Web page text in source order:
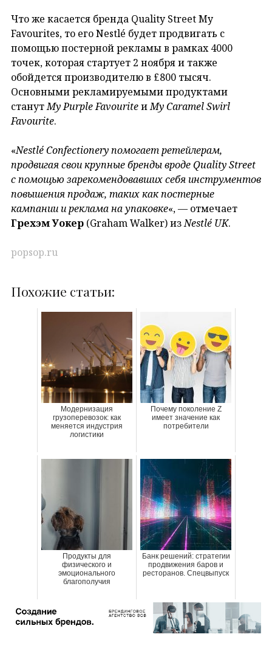
Что же касается бренда Quality Street My
Favourites, то его Nestlé будет продвигать с
помощью постерной рекламы в рамках 4000
точек, которая стартует 2 ноября и также
обойдется производителю в £800 тысяч.
Основными рекламируемыми продуктами
станутMy Purple FavouriteиMy Caramel Swirl
Favourite.
«Nestlé Confectionery помогает ретейлерам,
продвигая свои крупные бренды вроде Quality Street
с помощью зарекомендовавших себя инструментов
повышения продаж, таких как постерные
кампании и реклама на упаковке«, — отмечает
Грехэм Уокер (Graham Walker) изNestlé UK.
popsop.ru
Похожие статьи:
Модернизация
грузоперевозок: как
меняется индустрия
логистики
Почему поколение Z
имеет значение как
потребители
Продукты для
физического и
эмоционального
благополучия
Банк решений: стратегии
продвижения баров и
ресторанов. Спецвыпуск